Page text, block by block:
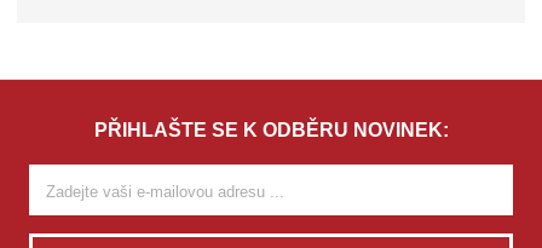
PŘIHLAŠTE SE K ODBĚRU NOVINEK: